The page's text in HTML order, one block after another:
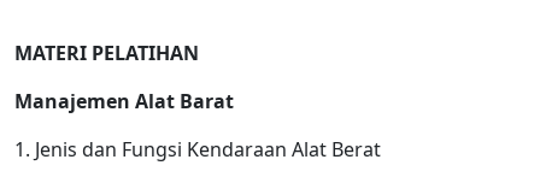
MATERI PELATIHAN
Manajemen Alat Barat
1. Jenis dan Fungsi Kendaraan Alat Berat